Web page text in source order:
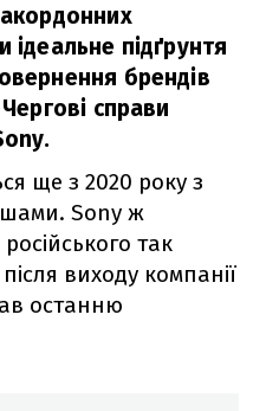
підґрунтя
брендів
справи
ще з 2020 року з
Sony ж
так
виходу компанії
останню